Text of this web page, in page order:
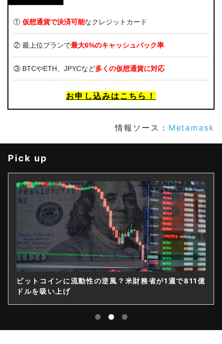
① 仮想通貨で決済可能なクレジットカード
② 最上位プランで最大6%のキャッシュバック率
③ BTCやETH、JPYCなど多くの仮想通貨に対応
お申し込みはこちら！
情報ソース： Metamask
Pick up
ビットコインに流動性の逆風？米財務省が1週で811億
ドルを吸い上げ